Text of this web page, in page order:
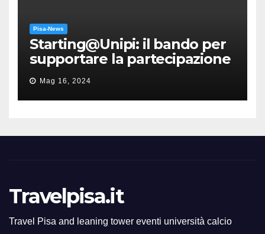
Pisa-News
Starting@Unipi: il bando per
supportare la partecipazione
all’ERC Starting Grant
Mag 16, 2024
Travelpisa.it
Travel Pisa and leaning tower eventi università calcio